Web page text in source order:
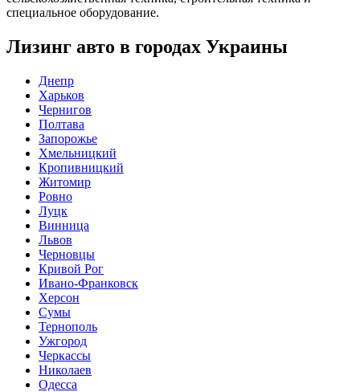
специальное оборудование.
Лизинг авто в городах Украины
Днепр
Харьков
Чернигов
Полтава
Запорожье
Хмельницкий
Кропивницкий
Житомир
Ровно
Луцк
Винница
Львов
Черновцы
Кривой Рог
Ивано-Франковск
Херсон
Сумы
Тернополь
Ужгород
Черкассы
Николаев
Одесса